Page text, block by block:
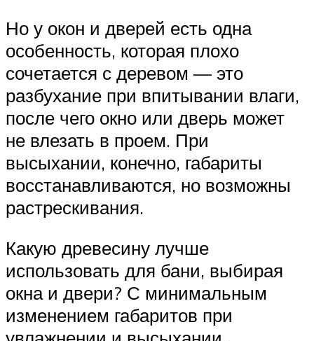
Но у окон и дверей есть одна
особенность, которая плохо
сочетается с деревом — это
разбухание при впитывании влаги,
после чего окно или дверь может
не влезать в проем. При
высыхании, конечно, габариты
восстанавливаются, но возможны
растрескивания.
Какую древесину лучше
использовать для бани, выбирая
окна и двери? С минимальным
изменением габаритов при